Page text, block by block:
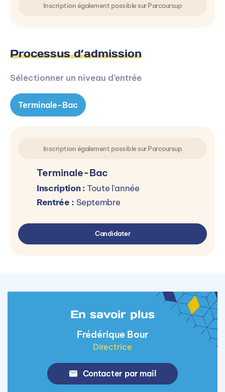
Inscription également possible sur Parcoursup
Processus d’admission
Sélectionner un niveau d’entrée
Terminale-Bac
Inscription également possible sur Parcoursup
Terminale-Bac
Inscription :Toute l'année
Rentrée : Septembre
Candidater
En savoir plus
Frédérique Bour
Directrice
Contacter par mail